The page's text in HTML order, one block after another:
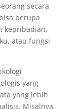
secara
berupa
kepribadian,
atau fungsi
yang
yang lebih
Misalnya,